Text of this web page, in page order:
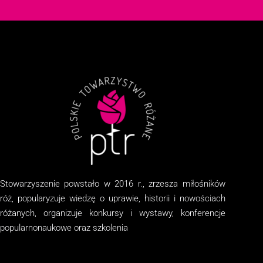
Stowarzyszenie powstało w 2016 r., zrzesza miłośników
róż, popularyzuje wiedzę o uprawie, historii i nowościach
różanych, organizuje konkursy i wystawy, konferencje
popularnonaukowe oraz szkolenia